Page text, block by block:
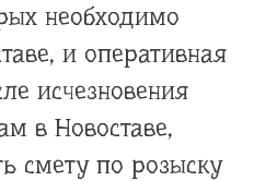
необходимо
и оперативная
исчезновения
в Новоставе,
смету по розыску